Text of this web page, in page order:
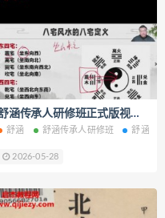
玄青老师奇门遁甲亲传班网盘 玄青老
舒涵传承人研修班正式版视频课程60集+课件百度网盘下载学习
舒涵 舒涵传承人研修班 舒涵传
2026-05-28